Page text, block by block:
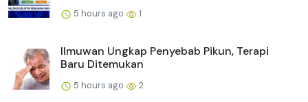
5 hours ago 1
Ilmuwan Ungkap Penyebab Pikun, Terapi
Baru Ditemukan
5 hours ago 2